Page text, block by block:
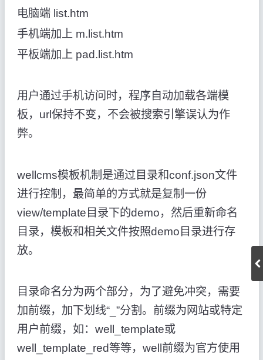
电脑端 list.htm
手机端加上 m.list.htm
平板端加上 pad.list.htm
用户通过手机访问时，程序自动加载各端模
板，url保持不变，不会被搜索引擎误认为作
弊。
wellcms模板机制是通过目录和conf.json文件
进行控制，最简单的方式就是复制一份
view/template目录下的demo，然后重新命名
目录，模板和相关文件按照demo目录进行存
放。
目录命名分为两个部分，为了避免冲突，需要
加前缀，加下划线“_”分割。前缀为网站或特定
用户前缀，如：well_template或
well_template_red等等，well前缀为官方使用